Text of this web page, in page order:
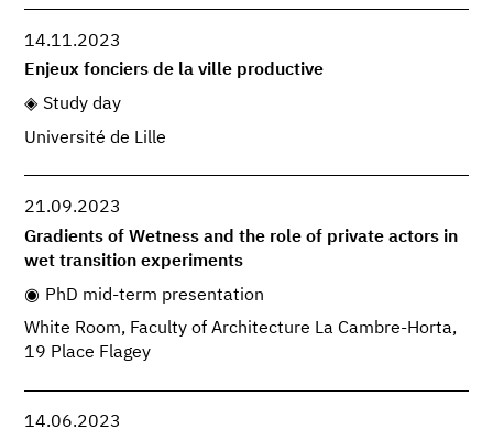
14.11.2023
Enjeux fonciers de la ville productive
Study day
Université de Lille
21.09.2023
Gradients of Wetness and the role of private actors in
wet transition experiments
PhD mid-term presentation
White Room, Faculty of Architecture La Cambre-Horta,
19 Place Flagey
14.06.2023